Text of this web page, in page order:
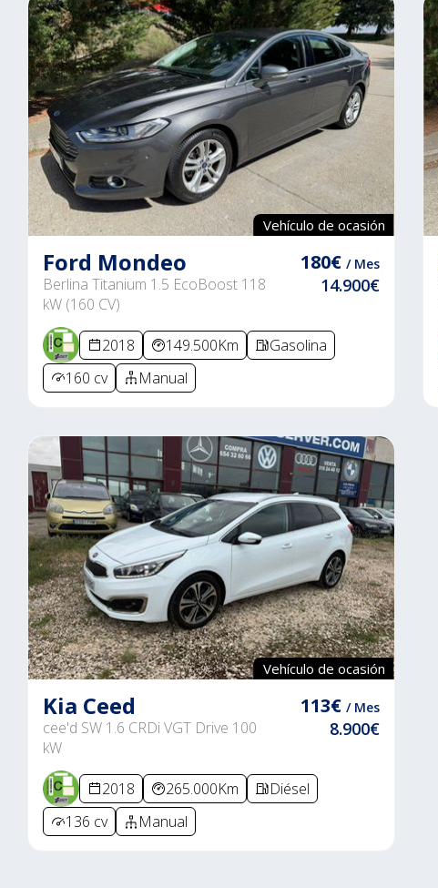
Vehículo de ocasión
Ford Mondeo
Berlina Titanium 1.5 EcoBoost 118
kW (160 CV)
180€ / Mes
14.900€
2018 149.500Km
Gasolina
160 cv
Manual
Vehículo de ocasión
Kia Ceed
cee'd SW 1.6 CRDi VGT Drive 100
kW
113€ / Mes
8.900€
2018 265.000Km
Diésel
136 cv
Manual